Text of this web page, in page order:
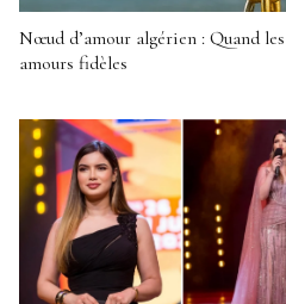
Nœud d’amour algérien : Quand
amours fidèles